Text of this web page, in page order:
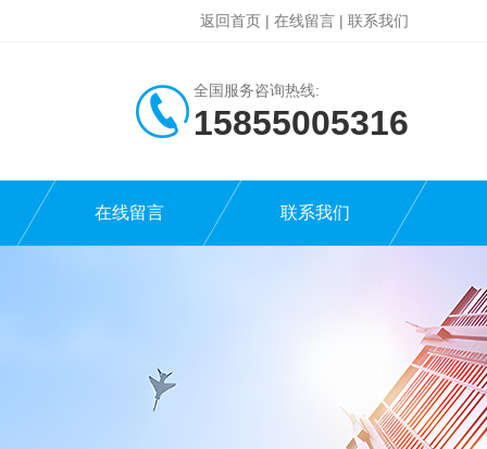
返回首页 | 在线留言 | 联系我们
全国服务咨询热线:
15855005316
在线留言 联系我们